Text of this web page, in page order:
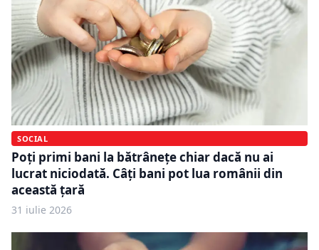
SOCIAL
Poți primi bani la bătrânețe chiar dacă nu ai
lucrat niciodată. Câți bani pot lua românii din
această țară
31 iulie 2026